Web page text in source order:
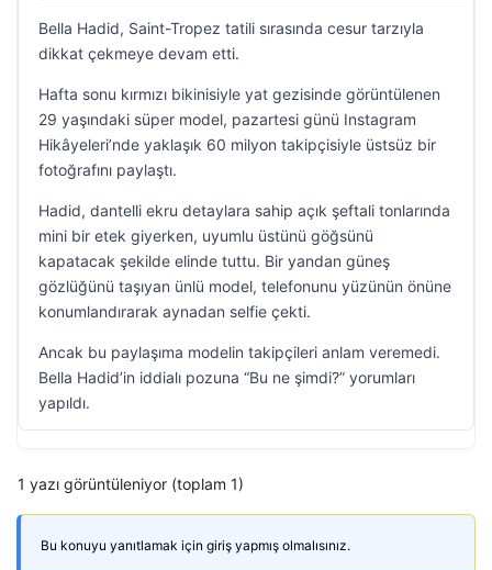
Bella Hadid, Saint-Tropez tatili sırasında cesur tarzıyla
dikkat çekmeye devam etti.
Hafta sonu kırmızı bikinisiyle yat gezisinde görüntülenen
29 yaşındaki süper model, pazartesi günü Instagram
Hikâyeleri’nde yaklaşık 60 milyon takipçisiyle üstsüz bir
fotoğrafını paylaştı.
Hadid, dantelli ekru detaylara sahip açık şeftali tonlarında
mini bir etek giyerken, uyumlu üstünü göğsünü
kapatacak şekilde elinde tuttu. Bir yandan güneş
gözlüğünü taşıyan ünlü model, telefonunu yüzünün önüne
konumlandırarak aynadan selfie çekti.
Ancak bu paylaşıma modelin takipçileri anlam veremedi.
Bella Hadid’in iddialı pozuna “Bu ne şimdi?” yorumları
yapıldı.
1 yazı görüntüleniyor (toplam 1)
Bu konuyu yanıtlamak için giriş yapmış olmalısınız.